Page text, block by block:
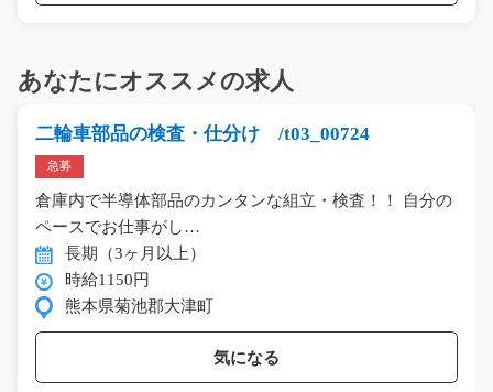
あなたにオススメの求人
二輪車部品の検査・仕分け /t03_00724
急募
倉庫内で半導体部品のカンタンな組立・検査！！ 自分の
ペースでお仕事がし…
長期（3ヶ月以上）
時給1150円
熊本県菊池郡大津町
気になる